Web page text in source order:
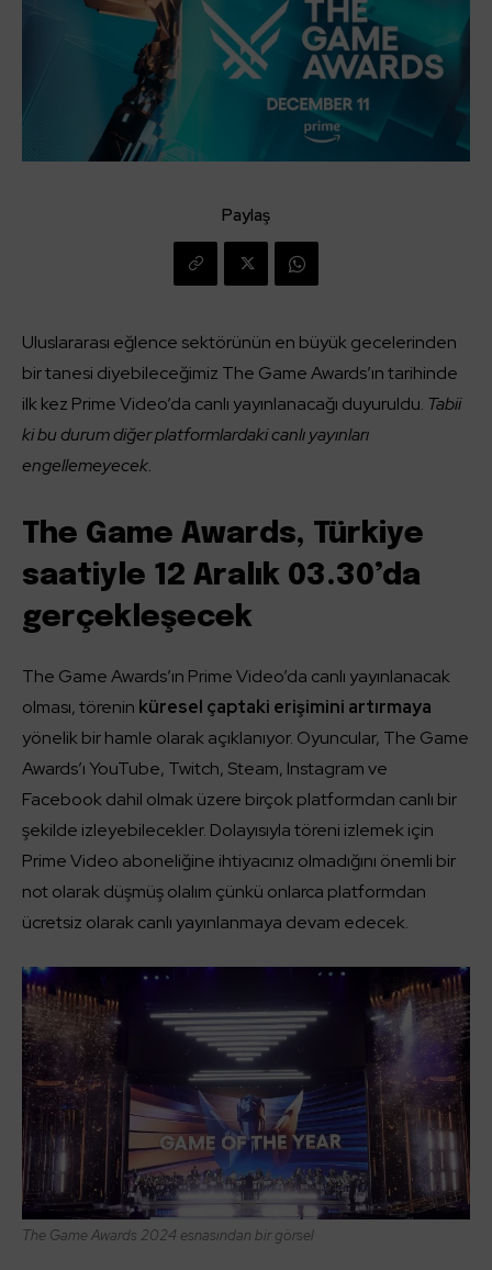
Paylaş
Uluslararası eğlence sektörünün en büyük gecelerinden
bir tanesi diyebileceğimiz The Game Awards’ın tarihinde
ilk kez Prime Video’da canlı yayınlanacağı duyuruldu. Tabii
ki bu durum diğer platformlardaki canlı yayınları
engellemeyecek.
The Game Awards, Türkiye
saatiyle 12 Aralık 03.30’da
gerçekleşecek
The Game Awards’ın Prime Video’da canlı yayınlanacak
olması, törenin küresel çaptaki erişimini artırmaya
yönelik bir hamle olarak açıklanıyor. Oyuncular, The Game
Awards’ı YouTube, Twitch, Steam, Instagram ve
Facebook dahil olmak üzere birçok platformdan canlı bir
şekilde izleyebilecekler. Dolayısıyla töreni izlemek için
Prime Video aboneliğine ihtiyacınız olmadığını önemli bir
not olarak düşmüş olalım çünkü onlarca platformdan
ücretsiz olarak canlı yayınlanmaya devam edecek.
The Game Awards 2024 esnasından bir görsel